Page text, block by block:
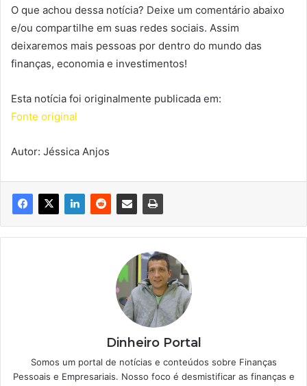
O que achou dessa notícia? Deixe um comentário abaixo
e/ou compartilhe em suas redes sociais. Assim
deixaremos mais pessoas por dentro do mundo das
finanças, economia e investimentos!
Esta notícia foi originalmente publicada em:
Fonte original
Autor: Jéssica Anjos
Dinheiro Portal
Somos um portal de notícias e conteúdos sobre Finanças
Pessoais e Empresariais. Nosso foco é desmistificar as finanças e